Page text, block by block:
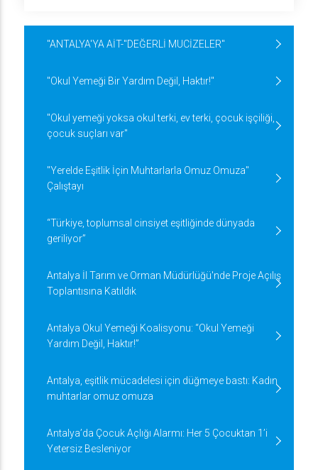
"ANTALYA'YA AİT-"DEĞERLİ MUCİZELER"
"Okul Yemeği Bir Yardım Değil, Haktır!"
"Okul yemeği yoksa okul terki, ev terki, çocuk işçiliği,
çocuk suçları var"
"Yerelde Eşitlik İçin Muhtarlarla Omuz Omuza"
Çalıştayı
“Türkiye, toplumsal cinsiyet eşitliğinde dünyada
geriliyor”
Antalya İl Tarım ve Orman Müdürlüğü'nde Proje Açılış
Toplantısına Katıldık
Antalya Okul Yemeği Koalisyonu: “Okul Yemeği
Yardım Değil, Haktır!”
Antalya, eşitlik mücadelesi için düğmeye bastı: Kadın
muhtarlar omuz omuza
Antalya’da Çocuk Açlığı Alarmı: Her 5 Çocuktan 1’i
Yetersiz Besleniyor